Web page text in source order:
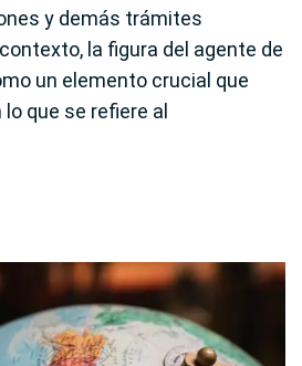
y demás trámites
la figura del agente de
un elemento crucial que
que se refiere al